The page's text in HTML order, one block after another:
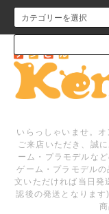
いらっしゃいませ。
ご来店いただき、誠
ーム・プラモデルな
ゲーム・プラモデル
文いただければ当日発
認後の発送となりま